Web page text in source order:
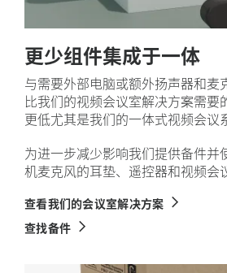
更少组件集成于一体
与需要外部电脑或额外扬声器和麦
比我们的视频会议室解决方案需要
更低尤其是我们的一体式视频会议
为进一步减少影响我们提供备件并
机麦克风的耳垫、遥控器和视频会
查看我们的会议室解决方案
查找备件